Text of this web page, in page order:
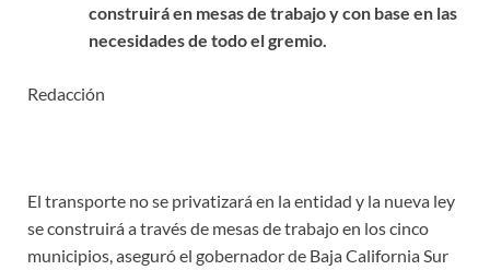
construirá en mesas de trabajo y con base en las
necesidades de todo el gremio.
Redacción
El transporte no se privatizará en la entidad y la nueva ley
se construirá a través de mesas de trabajo en los cinco
municipios, aseguró el gobernador de Baja California Sur